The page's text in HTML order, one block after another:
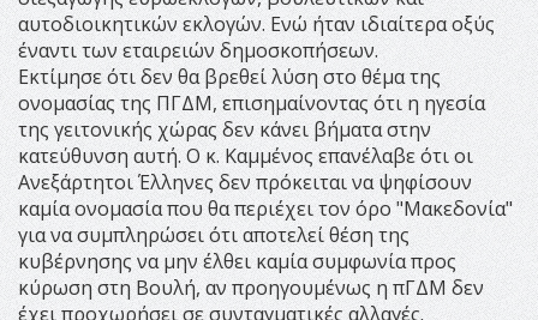
αυτοδιοικητικών εκλογών. Ενώ ήταν ιδιαίτερα οξύς
έναντι των εταιρειών δημοσκοπήσεων.
Εκτίμησε ότι δεν θα βρεθεί λύση στο θέμα της
ονομασίας της ΠΓΔΜ, επισημαίνοντας ότι η ηγεσία
της γειτονικής χώρας δεν κάνει βήματα στην
κατεύθυνση αυτή. Ο κ. Καμμένος επανέλαβε ότι οι
Ανεξάρτητοι Έλληνες δεν πρόκειται να ψηφίσουν
καμία ονομασία που θα περιέχει τον όρο "Μακεδονία"
για να συμπληρώσει ότι αποτελεί θέση της
κυβέρνησης να μην έλθει καμία συμφωνία προς
κύρωση στη Βουλή, αν προηγουμένως η πΓΔΜ δεν
έχει προχωρήσει σε συνταγματικές αλλαγές.